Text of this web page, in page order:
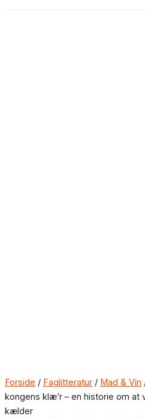
Forside / Faglitteratur / Mad & Vin
kongens klæ’r – en historie om at
kælder